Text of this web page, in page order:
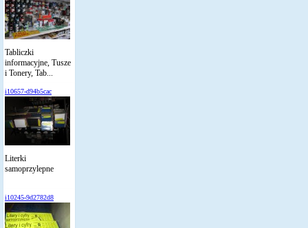
Tabliczki
informacyjne, Tusze
i Tonery, Tab...
i10657-d94b5cac
Literki
samoprzylepne
i10245-9d2782d8